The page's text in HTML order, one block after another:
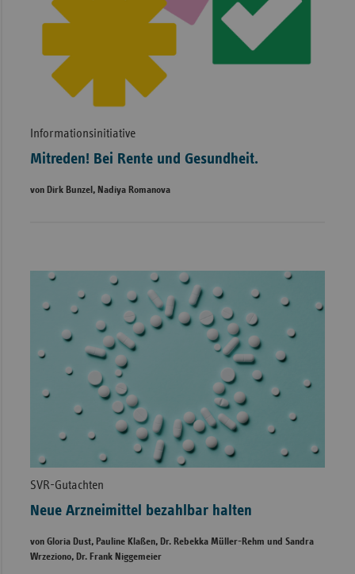
Informationsinitiative
Mitreden! Bei Rente und Gesundheit.
von Dirk Bunzel, Nadiya Romanova
SVR-Gutachten
Neue Arzneimittel bezahlbar halten
von Gloria Dust, Pauline Klaßen, Dr. Rebekka Müller-Rehm und Sandra
Wrzeziono, Dr. Frank Niggemeier